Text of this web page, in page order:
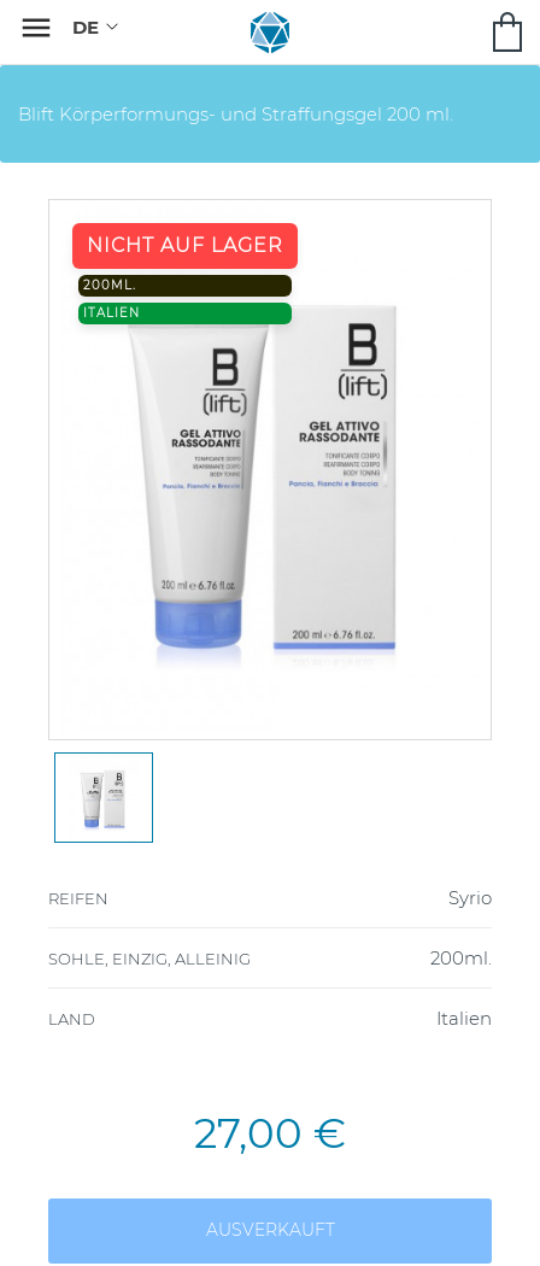

Blift Körperformungs- und Straffungsgel 200 ml.
NICHT AUF LAGER
200ML.
ITALIEN
REIFEN Syrio
SOHLE, EINZIG, ALLEINIG 200ml.
LAND Italien
27,00 €
AUSVERKAUFT